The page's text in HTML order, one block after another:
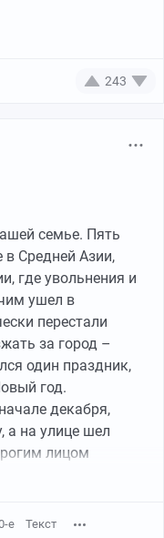
обязательно
на электричке,
Нужно было на
отмеченные на
лагерь.
через интервалы
заблудились.
по
совсем не
север,
помог чабан,
последних мы
сигналы
243
семье. Пять
в Средней Азии,
где увольнения и
ушел в
перестали
за город –
один праздник,
год.
декабря,
а на улице шел
лицом
а у нас ничего не
старые
е Текст